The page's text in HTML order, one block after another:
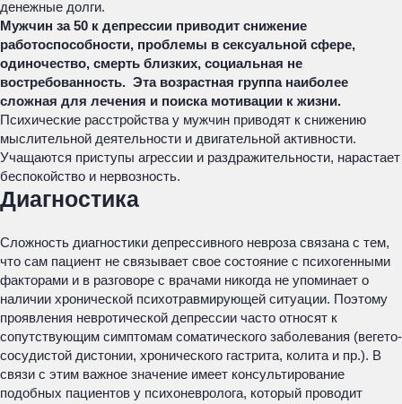
денежные долги.
Мужчин за 50 к депрессии приводит снижение
работоспособности, проблемы в сексуальной сфере,
одиночество, смерть близких, социальная не
востребованность. Эта возрастная группа наиболее
сложная для лечения и поиска мотивации к жизни.
Психические расстройства у мужчин приводят к снижению
мыслительной деятельности и двигательной активности.
Учащаются приступы агрессии и раздражительности, нарастает
беспокойство и нервозность.
Диагностика
Сложность диагностики депрессивного невроза связана с тем,
что сам пациент не связывает свое состояние с психогенными
факторами и в разговоре с врачами никогда не упоминает о
наличии хронической психотравмирующей ситуации. Поэтому
проявления невротической депрессии часто относят к
сопутствующим симптомам соматического заболевания (вегето-
сосудистой дистонии, хронического гастрита, колита и пр.). В
связи с этим важное значение имеет консультирование
подобных пациентов у психоневролога, который проводит